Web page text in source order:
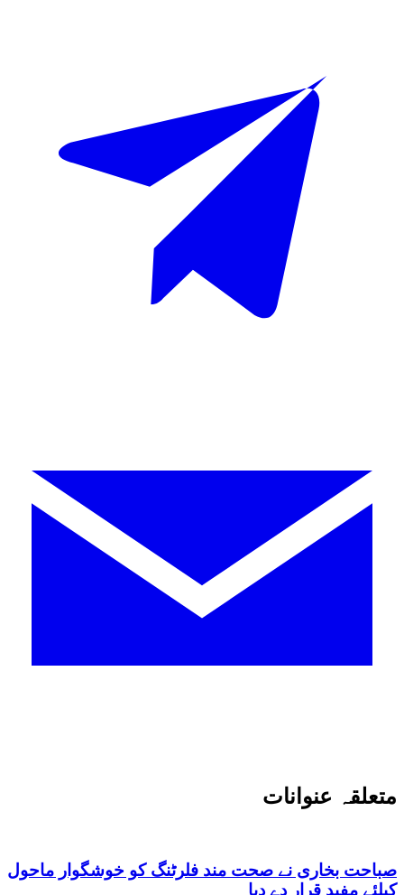
متعلقہ عنوانات
صباحت بخاری نے صحت مند فلرٹنگ کو خوشگوار ماحول
کیلئے مفید قرار دے دیا